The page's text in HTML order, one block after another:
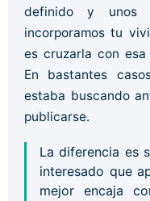
definido y unos
incorporamos tu
es cruzarla con
En bastantes
estaba buscando
publicarse.
La diferencia es
interesado que
mejor encaja